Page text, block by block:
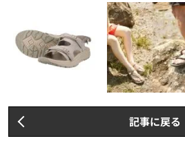
記事に戻る